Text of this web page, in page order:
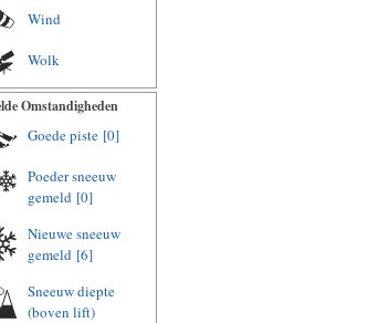
Wind
Wolk
Omstandigheden
Goede piste [0]
Poeder sneeuw
gemeld [0]
Nieuwe sneeuw
gemeld [6]
Sneeuw diepte
(boven lift)